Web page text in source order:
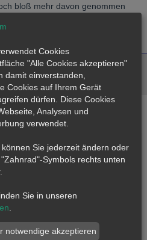
bloß mehr davon genommen
Hidalgo"
von der Centenario-Familie, und
Der Aztekenkalender
Cookies
"Alle Cookies akzeptieren"
damit einverstanden,
Cookies auf Ihrem Gerät
dürfen. Diese Cookies
Analysen und
verwendet.
Sie jederzeit ändern oder
Symbols rechts unten
Sie in unseren
notwendige akzeptieren